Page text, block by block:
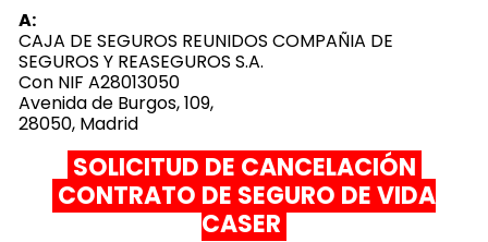
A:
CAJA DE SEGUROS REUNIDOS COMPAÑIA DE
SEGUROS Y REASEGUROS S.A.
Con NIF A28013050
Avenida de Burgos, 109,
28050, Madrid
SOLICITUD DE CANCELACIÓN
CONTRATO DE SEGURO DE VIDA
CASER